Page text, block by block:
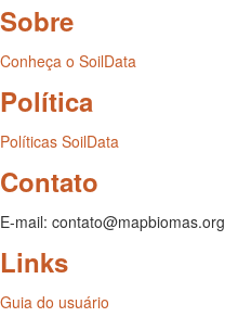
Sobre
Conheça o SoilData
Política
Políticas SoilData
Contato
E-mail: contato@mapbiomas.org
Links
Guia do usuário